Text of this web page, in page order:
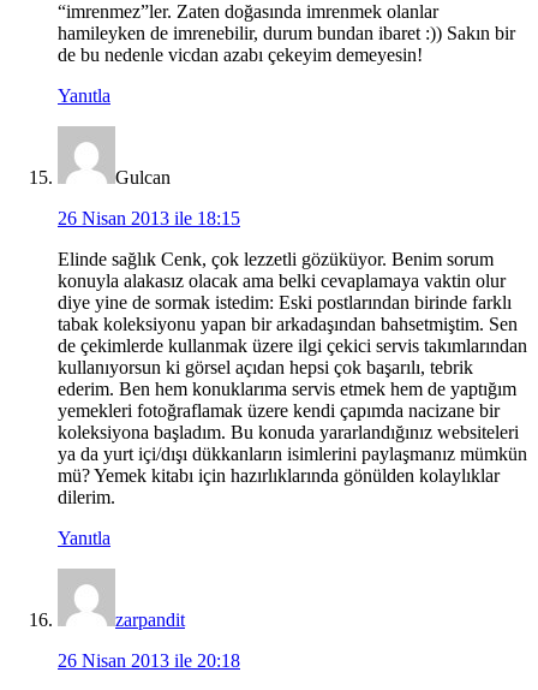
“imrenmez”ler. Zaten doğasında imrenmek olanlar
hamileyken de imrenebilir, durum bundan ibaret :)) Sakın bir
de bu nedenle vicdan azabı çekeyim demeyesin!
Yanıtla
Gulcan
26 Nisan 2013 ile 18:15
Elinde sağlık Cenk, çok lezzetli gözüküyor. Benim sorum
konuyla alakasız olacak ama belki cevaplamaya vaktin olur
diye yine de sormak istedim: Eski postlarından birinde farklı
tabak koleksiyonu yapan bir arkadaşından bahsetmiştim. Sen
de çekimlerde kullanmak üzere ilgi çekici servis takımlarından
kullanıyorsun ki görsel açıdan hepsi çok başarılı, tebrik
ederim. Ben hem konuklarıma servis etmek hem de yaptığım
yemekleri fotoğraflamak üzere kendi çapımda nacizane bir
koleksiyona başladım. Bu konuda yararlandığınız websiteleri
ya da yurt içi/dışı dükkanların isimlerini paylaşmanız mümkün
mü? Yemek kitabı için hazırlıklarında gönülden kolaylıklar
dilerim.
Yanıtla
zarpandit
26 Nisan 2013 ile 20:18